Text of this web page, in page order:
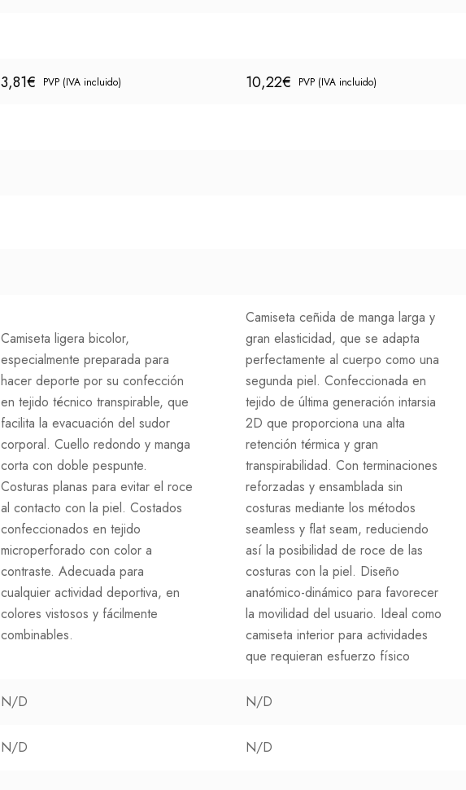
3,81€ PVP (IVA incluido) 10,22€ PVP (IVA incluido)
Camiseta ligera bicolor,
especialmente preparada para
hacer deporte por su confección
en tejido técnico transpirable, que
facilita la evacuación del sudor
corporal. Cuello redondo y manga
corta con doble pespunte.
Costuras planas para evitar el roce
al contacto con la piel. Costados
confeccionados en tejido
microperforado con color a
contraste. Adecuada para
cualquier actividad deportiva, en
colores vistosos y fácilmente
combinables.
Camiseta ceñida de manga larga y
gran elasticidad, que se adapta
perfectamente al cuerpo como una
segunda piel. Confeccionada en
tejido de última generación intarsia
2D que proporciona una alta
retención térmica y gran
transpirabilidad. Con terminaciones
reforzadas y ensamblada sin
costuras mediante los métodos
seamless y flat seam, reduciendo
así la posibilidad de roce de las
costuras con la piel. Diseño
anatómico-dinámico para favorecer
la movilidad del usuario. Ideal como
camiseta interior para actividades
que requieran esfuerzo físico
N/D N/D
N/D N/D